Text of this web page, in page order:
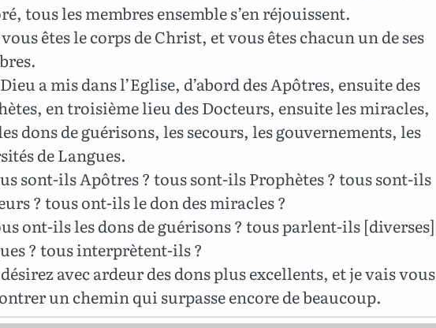
tous les membres ensemble s’en réjouissent.
êtes le corps de Christ, et vous êtes chacun un de ses
a mis dans l’Eglise, d’abord des Apôtres, ensuite des
en troisième lieu des Docteurs, ensuite les miracles,
dons de guérisons, les secours, les gouvernements, les
de Langues.
sont-ils Apôtres ? tous sont-ils Prophètes ? tous sont-ils
? tous ont-ils le don des miracles ?
ont-ils les dons de guérisons ? tous parlent-ils [diverses]
? tous interprètent-ils ?
avec ardeur des dons plus excellents, et je vais vous
un chemin qui surpasse encore de beaucoup.